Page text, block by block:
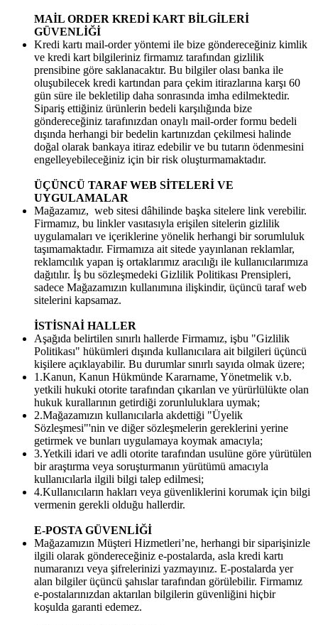
MAİL ORDER KREDİ KART BİLGİLERİ
GÜVENLİĞİ
Kredi kartı mail-order yöntemi ile bize göndereceğiniz kimlik
ve kredi kart bilgileriniz firmamız tarafından gizlilik
prensibine göre saklanacaktır. Bu bilgiler olası banka ile
oluşubilecek kredi kartından para çekim itirazlarına karşı 60
gün süre ile bekletilip daha sonrasında imha edilmektedir.
Sipariş ettiğiniz ürünlerin bedeli karşılığında bize
göndereceğiniz tarafınızdan onaylı mail-order formu bedeli
dışında herhangi bir bedelin kartınızdan çekilmesi halinde
doğal olarak bankaya itiraz edebilir ve bu tutarın ödenmesini
engelleyebileceğiniz için bir risk oluşturmamaktadır.
ÜÇÜNCÜ TARAF WEB SİTELERİ VE
UYGULAMALAR
Mağazamız, web sitesi dâhilinde başka sitelere link verebilir.
Firmamız, bu linkler vasıtasıyla erişilen sitelerin gizlilik
uygulamaları ve içeriklerine yönelik herhangi bir sorumluluk
taşımamaktadır. Firmamıza ait sitede yayınlanan reklamlar,
reklamcılık yapan iş ortaklarımız aracılığı ile kullanıcılarımıza
dağıtılır. İş bu sözleşmedeki Gizlilik Politikası Prensipleri,
sadece Mağazamızın kullanımına ilişkindir, üçüncü taraf web
sitelerini kapsamaz.
İSTİSNAİ HALLER
Aşağıda belirtilen sınırlı hallerde Firmamız, işbu "Gizlilik
Politikası" hükümleri dışında kullanıcılara ait bilgileri üçüncü
kişilere açıklayabilir. Bu durumlar sınırlı sayıda olmak üzere;
1.Kanun, Kanun Hükmünde Kararname, Yönetmelik v.b.
yetkili hukuki otorite tarafından çıkarılan ve yürürlülükte olan
hukuk kurallarının getirdiği zorunluluklara uymak;
2.Mağazamızın kullanıcılarla akdettiği "Üyelik
Sözleşmesi"'nin ve diğer sözleşmelerin gereklerini yerine
getirmek ve bunları uygulamaya koymak amacıyla;
3.Yetkili idari ve adli otorite tarafından usulüne göre yürütülen
bir araştırma veya soruşturmanın yürütümü amacıyla
kullanıcılarla ilgili bilgi talep edilmesi;
4.Kullanıcıların hakları veya güvenliklerini korumak için bilgi
vermenin gerekli olduğu hallerdir.
E-POSTA GÜVENLİĞİ
Mağazamızın Müşteri Hizmetleri’ne, herhangi bir siparişinizle
ilgili olarak göndereceğiniz e-postalarda, asla kredi kartı
numaranızı veya şifrelerinizi yazmayınız. E-postalarda yer
alan bilgiler üçüncü şahıslar tarafından görülebilir. Firmamız
e-postalarınızdan aktarılan bilgilerin güvenliğini hiçbir
koşulda garanti edemez.